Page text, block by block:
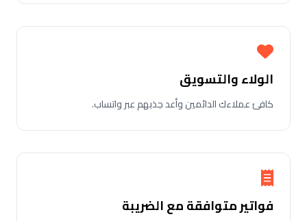
الولاء والتسويق
كافئ عملاءك الدائمين وأعد جذبهم عبر واتساب.
فواتير متوافقة مع الضريبة